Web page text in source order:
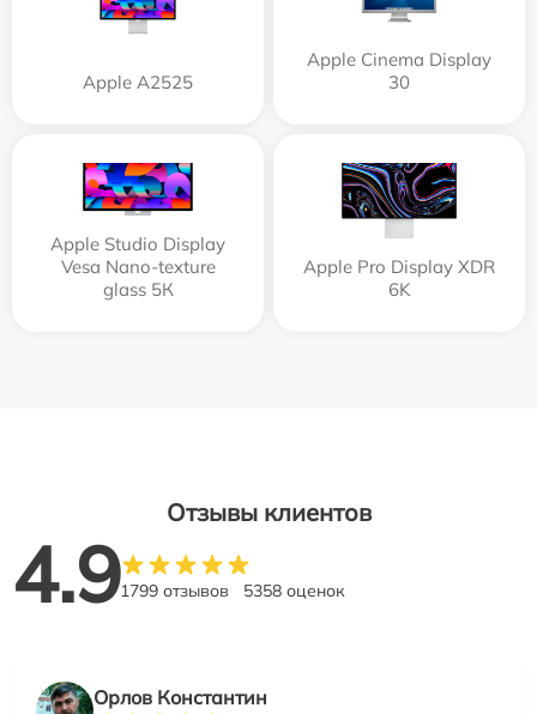
Apple А2525
Apple Cinema Display
30
Apple Studio Display
Vesa Nano-texture
glass 5К
Apple Pro Display XDR
6K
Отзывы клиентов
4.91799 отзывов 5358 оценок
Орлов Константин